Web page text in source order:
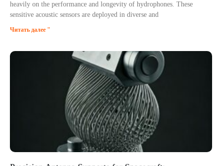
heavily on the performance and longevity of hydrophones. These
sensitive acoustic sensors are deployed in diverse and
Читать далее "